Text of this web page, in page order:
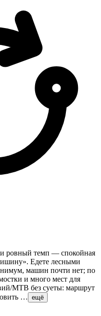
ровный темп — спокойная
Едете лесными
машин почти нет; по
и много мест для
MTB без суеты: маршрут
… ещё